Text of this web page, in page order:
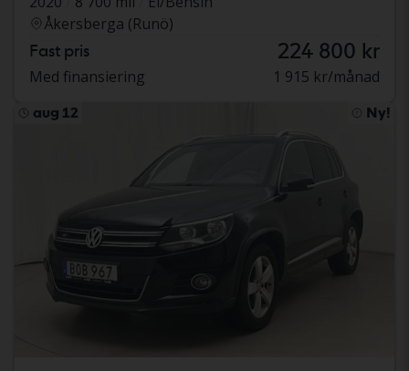
Åkersberga (Runö)
Fast pris 224 800 kr
Med finansiering 1 915 kr/månad
aug 12 Ny!